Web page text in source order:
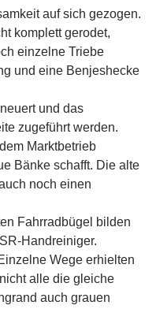
auf sich gezogen.
komplett gerodet,
einzelne Triebe
und eine Benjeshecke
und das
zugeführt werden.
Marktbetrieb
Bänke schafft. Die alte
noch einen
Fahrradbügel bilden
Handreiniger.
Wege erhielten
alle die gleiche
auch grauen